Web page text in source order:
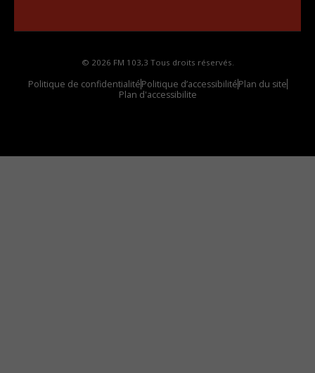
© 2026 FM 103,3 Tous droits réservés.
Politique de confidentialitéPolitique d’accessibilitéPlan du site
Plan d'accessibilite